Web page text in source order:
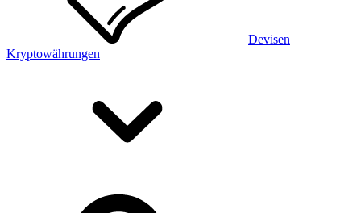
Devisen
Kryptowährungen